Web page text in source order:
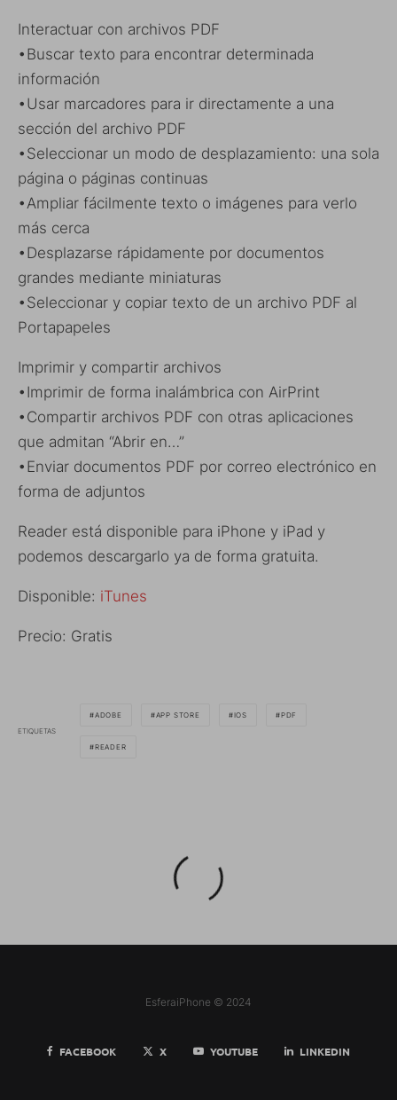
Interactuar con archivos PDF
•Buscar texto para encontrar determinada
información
•Usar marcadores para ir directamente a una
sección del archivo PDF
•Seleccionar un modo de desplazamiento: una sola
página o páginas continuas
•Ampliar fácilmente texto o imágenes para verlo
más cerca
•Desplazarse rápidamente por documentos
grandes mediante miniaturas
•Seleccionar y copiar texto de un archivo PDF al
Portapapeles
Imprimir y compartir archivos
•Imprimir de forma inalámbrica con AirPrint
•Compartir archivos PDF con otras aplicaciones
que admitan “Abrir en…”
•Enviar documentos PDF por correo electrónico en
forma de adjuntos
Reader está disponible para iPhone y iPad y
podemos descargarlo ya de forma gratuita.
Disponible: iTunes
Precio: Gratis
ETIQUETAS
ADOBE APP STORE IOS PDF
READER
EsferaiPhone © 2024
FACEBOOK X YOUTUBE LINKEDIN